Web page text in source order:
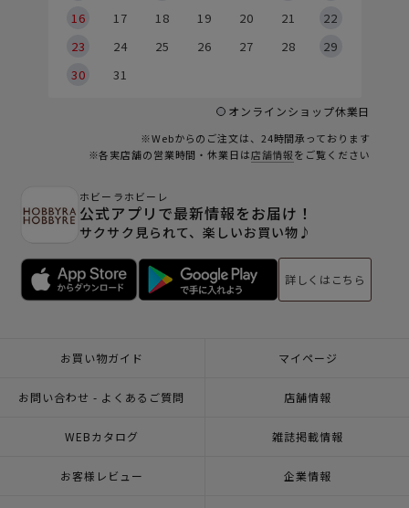
16
17 18 19 20 21
22
23
24 25 26 27 28
29
30
31
オンラインショップ休業日
※Webからのご注文は、24時間承っております
※各実店舗の営業時間・休業日は店舗情報をご覧ください
ホビーラホビーレ
公式アプリで最新情報をお届け！
サクサク見られて、楽しいお買い物♪
詳しくはこちら
お買い物ガイド マイページ
お問い合わせ - よくあるご質問 店舗情報
WEBカタログ 雑誌掲載情報
お客様レビュー 企業情報